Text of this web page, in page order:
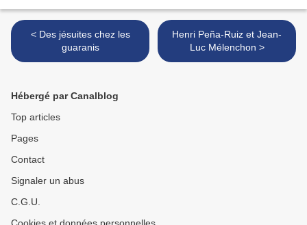
< Des jésuites chez les
guaranis
Henri Peña-Ruiz et Jean-
Luc Mélenchon >
Hébergé par Canalblog
Top articles
Pages
Contact
Signaler un abus
C.G.U.